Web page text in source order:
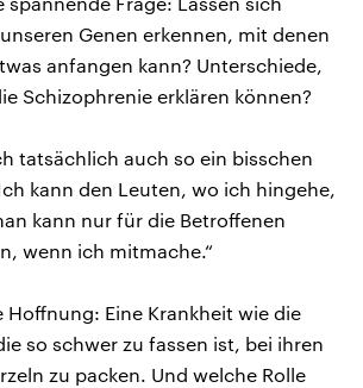
Genen erkennen, mit denen
anfangen kann? Unterschiede,
Schizophrenie erklären können?
tatsächlich auch so ein bisschen
kann den Leuten, wo ich hingehe,
kann nur für die Betroffenen
wenn ich mitmache.“
Hoffnung: Eine Krankheit wie die
so schwer zu fassen ist, bei ihren
zu packen. Und welche Rolle